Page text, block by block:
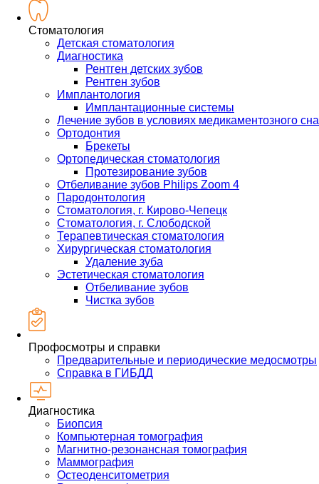
Стоматология
Детская стоматология
Диагностика
Рентген детских зубов
Рентген зубов
Имплантология
Имплантационные системы
Лечение зубов в условиях медикаментозного сна
Ортодонтия
Брекеты
Ортопедическая стоматология
Протезирование зубов
Отбеливание зубов Philips Zoom 4
Пародонтология
Стоматология, г. Кирово-Чепецк
Стоматология, г. Слободской
Терапевтическая стоматология
Хирургическая стоматология
Удаление зуба
Эстетическая стоматология
Отбеливание зубов
Чистка зубов
Профосмотры и справки
Предварительные и периодические медосмотры
Справка в ГИБДД
Диагностика
Биопсия
Компьютерная томография
Магнитно-резонансная томография
Маммография
Остеоденситометрия